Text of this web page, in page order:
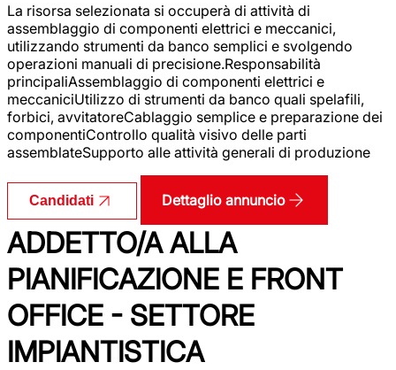
La risorsa selezionata si occuperà di attività di
assemblaggio di componenti elettrici e meccanici,
utilizzando strumenti da banco semplici e svolgendo
operazioni manuali di precisione.Responsabilità
principaliAssemblaggio di componenti elettrici e
meccaniciUtilizzo di strumenti da banco quali spelafili,
forbici, avvitatoreCablaggio semplice e preparazione dei
componentiControllo qualità visivo delle parti
assemblateSupporto alle attività generali di produzione
Candidati Dettaglio annuncio
ADDETTO/A ALLA
PIANIFICAZIONE E FRONT
OFFICE - SETTORE
IMPIANTISTICA